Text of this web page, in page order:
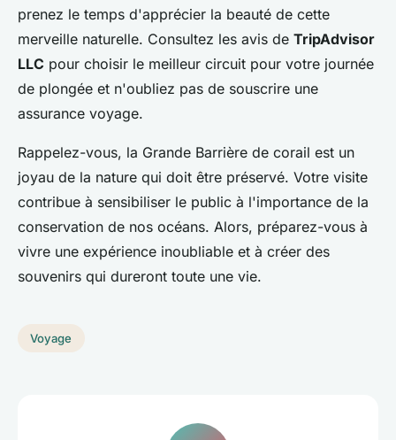
prenez le temps d'apprécier la beauté de cette
merveille naturelle. Consultez les avis de TripAdvisor
LLC pour choisir le meilleur circuit pour votre journée
de plongée et n'oubliez pas de souscrire une
assurance voyage.
Rappelez-vous, la Grande Barrière de corail est un
joyau de la nature qui doit être préservé. Votre visite
contribue à sensibiliser le public à l'importance de la
conservation de nos océans. Alors, préparez-vous à
vivre une expérience inoubliable et à créer des
souvenirs qui dureront toute une vie.
Voyage